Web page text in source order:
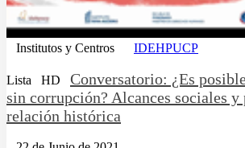
Institutos y Centros IDEHPUCP
Lista HD
Conversatorio: ¿Es
sin corrupción? Alcances sociales
relación histórica